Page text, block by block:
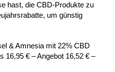
hast, die CBD-Produkte zu
um günstig
& Amnesia mit 22% CBD
16,95 € – Angebot 16,52 € –